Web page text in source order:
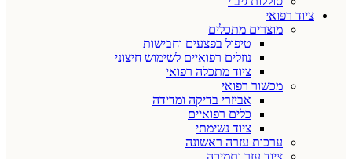
ציוד רפואי
מוצרים מתכלים
טיפול בפצעים וחבישות
נוזלים רפואיים לשימוש חיצוני
ציוד מתכלה רפואי
מכשור רפואי
אביזרי בדיקה ומדידה
כלים רפואיים
ציוד נשימתי
ערכות עזרה ראשונה
ציוד עזר ותמיכה